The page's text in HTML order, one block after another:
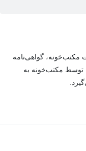
مکتب‌خونه، گواهی‌نامه
توسط مکتب‌خونه به